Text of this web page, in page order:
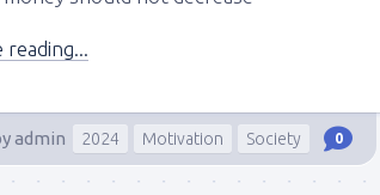
admin 2024 Motivation Society 0